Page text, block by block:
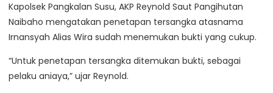
Kapolsek Pangkalan Susu, AKP Reynold Saut Pangihutan
Naibaho mengatakan penetapan tersangka atasnama
Irnansyah Alias Wira sudah menemukan bukti yang cukup.
“Untuk penetapan tersangka ditemukan bukti, sebagai
pelaku aniaya,” ujar Reynold.